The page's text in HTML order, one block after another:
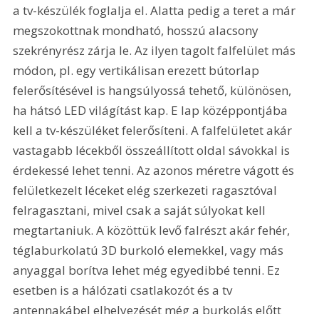
a tv-készülék foglalja el. Alatta pedig a teret a már
megszokottnak mondható, hosszú alacsony
szekrényrész zárja le. Az ilyen tagolt falfelület más
módon, pl. egy vertikálisan erezett bútorlap
felerősítésével is hangsúlyossá tehető, különösen,
ha hátsó LED világítást kap. E lap középpontjába
kell a tv-készüléket felerősíteni. A falfelületet akár
vastagabb lécekből összeállított oldal sávokkal is
érdekessé lehet tenni. Az azonos méretre vágott és
felületkezelt léceket elég szerkezeti ragasztóval
felragasztani, mivel csak a saját súlyokat kell
megtartaniuk. A közöttük levő falrészt akár fehér,
téglaburkolatú 3D burkoló elemekkel, vagy más
anyaggal borítva lehet még egyedibbé tenni. Ez
esetben is a hálózati csatlakozót és a tv
antennakábel elhelyezését még a burkolás előtt